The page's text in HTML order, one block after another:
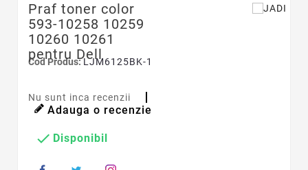
Praf toner color
593-10258 10259
10260 10261
pentru Dell
Cod Produs:LJM6125BK-1
Nu sunt inca recenzii
Adauga o recenzie
 Disponibil